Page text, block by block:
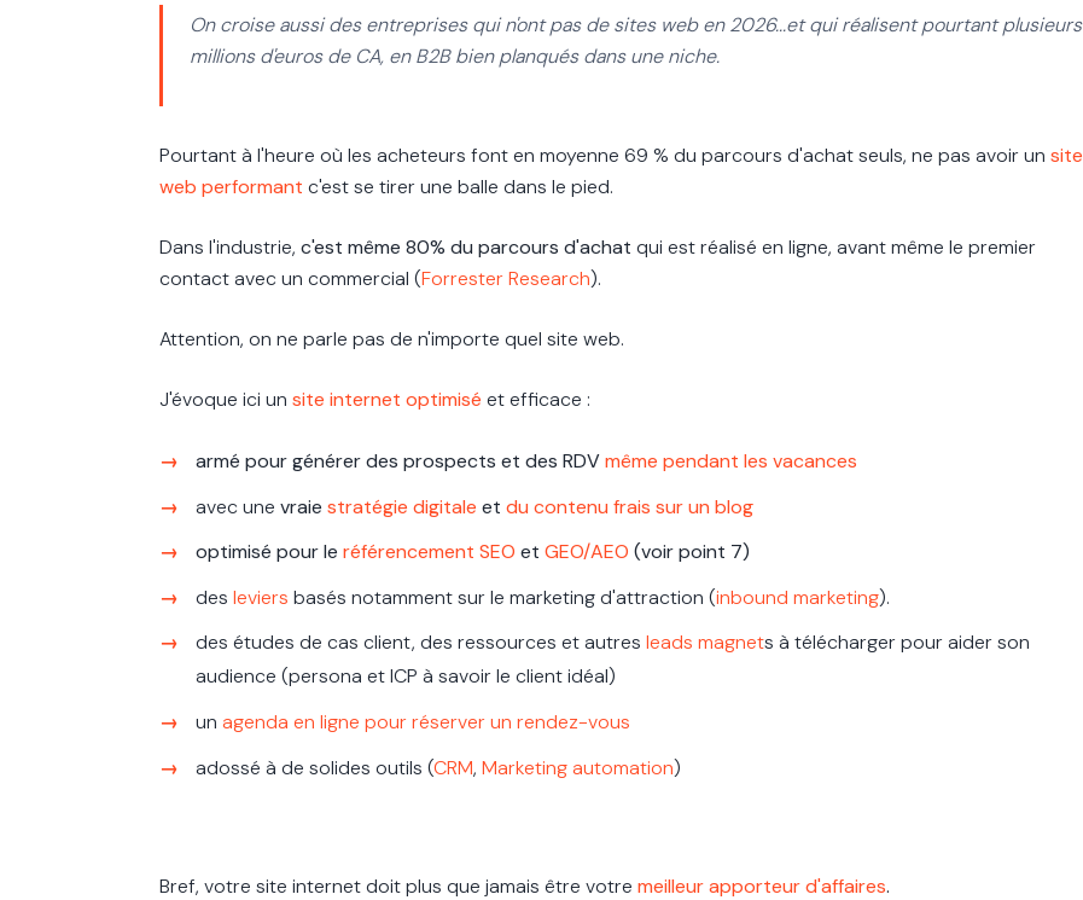
On croise aussi des entreprises qui n'ont pas de sites web en 2026...et qui réalisent pourtant plusieurs
millions d'euros de CA, en B2B bien planqués dans une niche.
Pourtant à l'heure où les acheteurs font en moyenne 69 % du parcours d'achat seuls, ne pas avoir un site
web performant c'est se tirer une balle dans le pied.
Dans l'industrie, c'est même 80% du parcours d'achat qui est réalisé en ligne, avant même le premier
contact avec un commercial (Forrester Research).
Attention, on ne parle pas de n'importe quel site web.
J'évoque ici un site internet optimisé et efficace :
armé pour générer des prospects et des RDVmême pendant les vacances
avec une vraie stratégie digitale et du contenu frais sur un blog
optimisé pour le référencement SEO et GEO/AEO (voir point 7)
des leviers basés notamment sur le marketing d'attraction (inbound marketing).
des études de cas client, des ressources et autres leads magnets à télécharger pour aider son
audience (persona et ICP à savoir le client idéal)
un agenda en ligne pour réserver un rendez-vous
adossé à de solides outils (CRM, Marketing automation)
Bref, votre site internet doit plus que jamais être votre meilleur apporteur d'affaires.